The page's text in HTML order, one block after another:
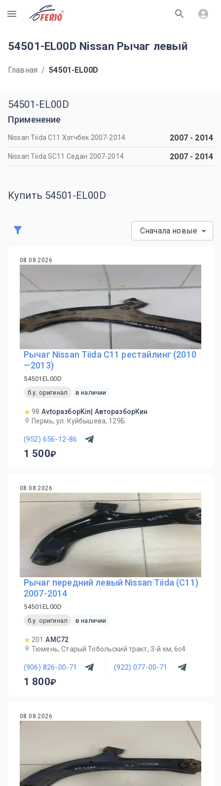
R
54501-EL00D Nissan Рычаг левый
Главная / 54501-EL00D
54501-EL00D
Применение
Nissan Tiida C11 Хэтчбек 2007-2014 2007- 2014
Nissan Tiida SC11 Седан 2007-2014 2007- 2014
Купить 54501-EL00D
Сначала новые
08.08.2026
Рычаг Nissan Tiida C11 рестайлинг (2010
—2013)
54501EL00D
б.у. оригинал
в наличии
98 AvtoразборKin| АвторазборКин
Пермь, ул. Куйбышева, 129Б
(952) 656-12-86
1 500
08.08.2026
Рычаг передний левый Nissan Tiida (C11)
2007-2014
54501EL00D
б.у. оригинал
в наличии
201 AMC72
Тюмень, Старый Тобольский тракт, 3-й км, 6с4
(906) 826-00-71 (922) 077-00-71
1 800
08.08.2026